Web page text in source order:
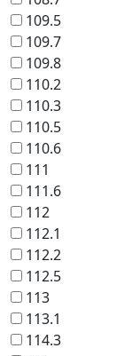
109.5
109.7
109.8
110.2
110.3
110.5
110.6
111
111.6
112
112.1
112.2
112.5
113
113.1
114.3